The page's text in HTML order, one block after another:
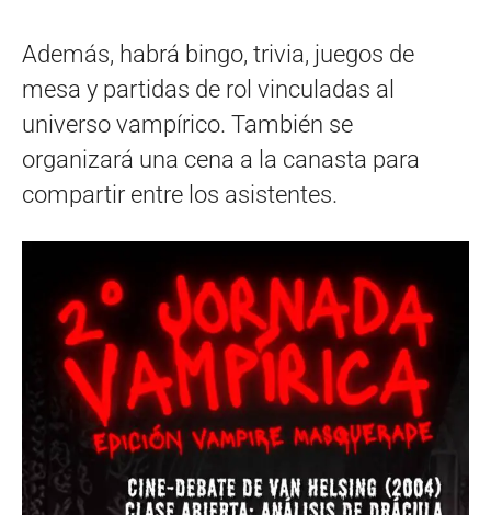
Además, habrá bingo, trivia, juegos de
mesa y partidas de rol vinculadas al
universo vampírico. También se
organizará una cena a la canasta para
compartir entre los asistentes.